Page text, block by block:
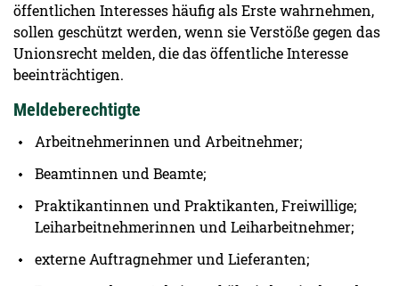
öffentlichen Interesses häufig als Erste wahrnehmen,
sollen geschützt werden, wenn sie Verstöße gegen das
Unionsrecht melden, die das öffentliche Interesse
beeinträchtigen.
Meldeberechtigte
Arbeitnehmerinnen und Arbeitnehmer;
Beamtinnen und Beamte;
Praktikantinnen und Praktikanten, Freiwillige;
Leiharbeitnehmerinnen und Leiharbeitnehmer;
externe Auftragnehmer und Lieferanten;